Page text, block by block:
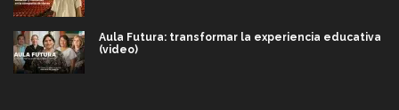
Aula Futura: transformar la experiencia educativa
(video)